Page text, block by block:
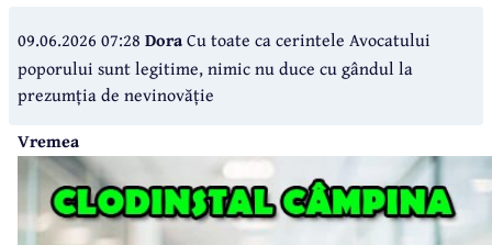
09.06.2026 07:28 DoraCu toate ca cerintele Avocatului
poporului sunt legitime, nimic nu duce cu gândul la
prezumția de nevinovăție
Vremea